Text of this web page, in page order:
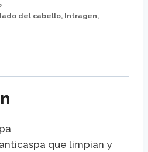
del cabello, Intragen,
que limpian y